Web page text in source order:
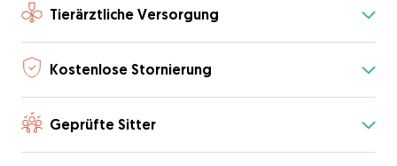
Tierärztliche Versorgung
Kostenlose Stornierung
Geprüfte Sitter